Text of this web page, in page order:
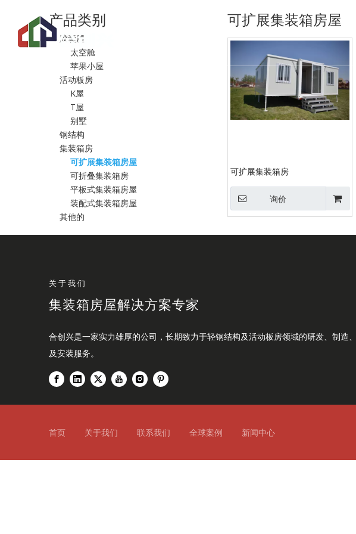
产品类别
胶囊屋
太空舱
苹果小屋
活动板房
K屋
T屋
别墅
钢结构
集装箱房
可扩展集装箱房屋
可折叠集装箱房
平板式集装箱房屋
装配式集装箱房屋
其他的
可扩展集装箱房屋
可扩展集装箱房
询价
关于我们
集装箱房屋解决方案专家
合创兴是一家实力雄厚的公司，长期致力于轻钢结构及活动板房领域的研发、制造
及安装服务。
首页 关于我们 联系我们 全球案例 新闻中心